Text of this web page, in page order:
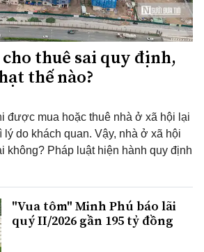
thuê sai quy định,
thế nào?
được mua hoặc thuê nhà ở xã hội lại
lý do khách quan. Vậy, nhà ở xã hội
không? Pháp luật hiện hành quy định
"Vua tôm" Minh Phú báo lãi
quý II/2026 gần 195 tỷ đồng